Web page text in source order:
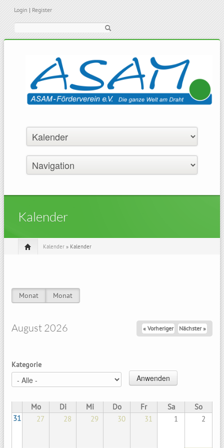
Login | Register
Kalender
Kalender » Kalender
Haupt-Reiter
Monat (aktiver Reiter)
Monat
August 2026 « Vorheriger Nächster »
Kategorie
Mo Di Mi Do Fr Sa
So
31
27 28 29 30 31 1 2